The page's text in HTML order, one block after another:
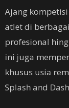
Ajang
atlet di
profesional
ini juga
khusus usia
Splash and